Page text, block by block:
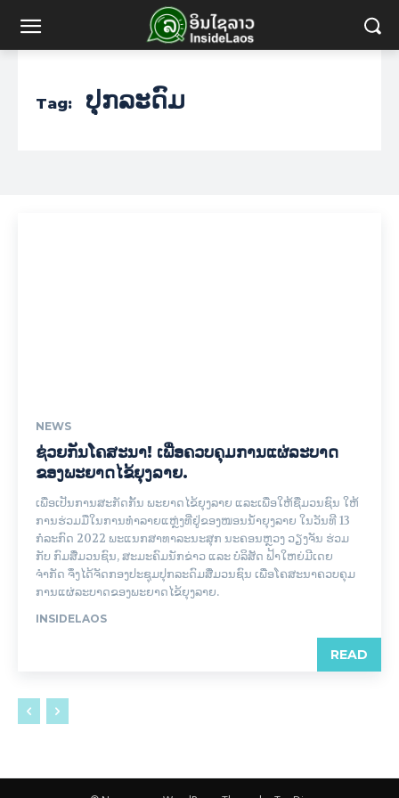
Tag: ປຸກລະດົມ
NEWS
ຊ່ວຍກັນໂຄສະນາ! ເພື່ອຄວບຄຸມການແຜ່ລະບາດ
ຂອງພະຍາດໄຂ້ຍຸງລາຍ.
ເພື່ອເປັນການສະກັດກັ້ນ ພະຍາດໄຂ້ຍຸງລາຍ ແລະເພື່ອໃຫ້ຊື່ມວນຊົນ ໃຫ້
ການຮ່ວມມືໃນການທຳລາຍແຫຼ່ງທີ່ຢູ່ຂອງໜອນນ້ຳຍຸງລາຍ ໃນວັນທີ 13
ກໍລະກົດ 2022 ພະແນກສາທາລະນະສຸກ ນະຄອນຫຼວງ ວຽງຈັນ ຮ່ວມ
ກັບ ກົມສື່ມວນຊົນ, ສະມະຄົມນັກຂ່າວ ແລະ ບໍລິສັດ ຟ້າໃຫຍ່ມີເດຍ
ຈຳກັດ ຈຶ່ງໄດ້ຈັດກອງປະຊຸມປຸກລະດົມສື່ມວນຊົນ ເພື່ອໂຄສະນາຄວບຄຸມ
ການແຜ່ລະບາດຂອງພະຍາດໄຂ້ຍຸງລາຍ.
INSIDELAOS
READ